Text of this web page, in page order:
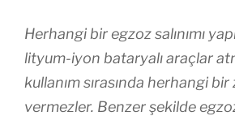
Herhangi bir egzoz salınımı
lityum-iyon bataryalı araçlar
kullanım sırasında herhangi bir
vermezler. Benzer şekilde